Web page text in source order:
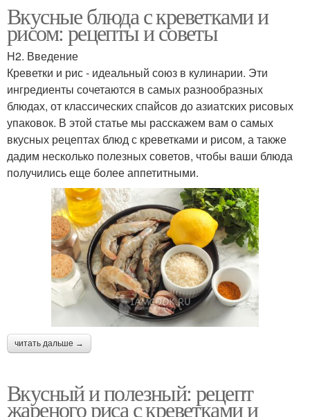
Вкусные блюда с креветками и
рисом: рецепты и советы
H2. Введение
Креветки и рис - идеальный союз в кулинарии. Эти
ингредиенты сочетаются в самых разнообразных
блюдах, от классических спайсов до азиатских рисовых
упаковок. В этой статье мы расскажем вам о самых
вкусных рецептах блюд с креветками и рисом, а также
дадим несколько полезных советов, чтобы ваши блюда
получились еще более аппетитными.
читать дальше →
Вкусный и полезный: рецепт
жареного риса с креветками и